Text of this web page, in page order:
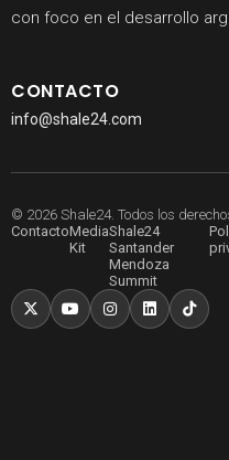
con foco en el desarrollo
CONTACTO
info@shale24.com
© 2026 Shale24. Todos los
ContactoMedia
Kit
Shale24
Santander
Mendoza
Summit